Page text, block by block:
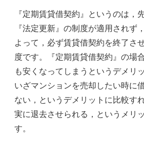
『定期賃貸借契約』というのは，
『法定更新』の制度が適用されず
よって，必ず賃貸借契約を終了さ
度です。『定期賃貸借契約』の場
も安くなってしまうというデメリ
いざマンションを売却したい時に
ない，というデメリットに比較す
実に退去させられる，というメリ
す。